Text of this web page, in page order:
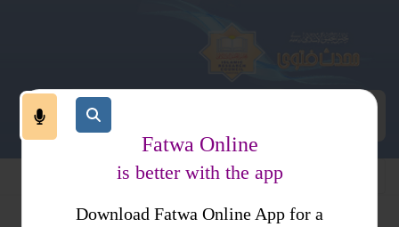
Fatwa Online
is better with the app
Download Fatwa Online App for a